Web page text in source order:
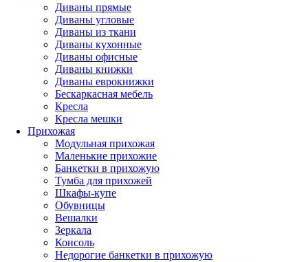
Диваны прямые
Диваны угловые
Диваны из ткани
Диваны кухонные
Диваны офисные
Диваны книжки
Диваны еврокнижки
Бескаркасная мебель
Кресла
Кресла мешки
Прихожая
Модульная прихожая
Маленькие прихожие
Банкетки в прихожую
Тумба для прихожей
Шкафы-купе
Обувницы
Вешалки
Зеркала
Консоль
Недорогие банкетки в прихожую